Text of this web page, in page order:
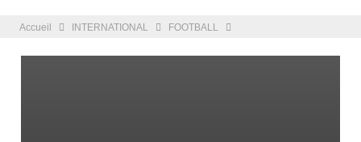
Accueil INTERNATIONAL FOOTBALL